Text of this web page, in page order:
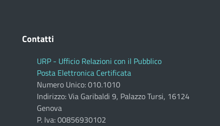
Contatti
URP - Ufficio Relazioni con il Pubblico
Posta Elettronica Certificata
Numero Unico: 010.1010
Indirizzo: Via Garibaldi 9, Palazzo Tursi, 16124
Genova
P. Iva: 00856930102